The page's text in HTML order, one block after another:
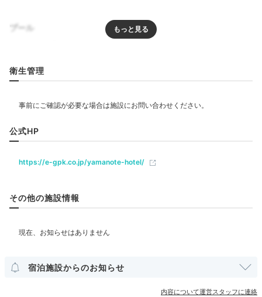
プール
リラクゼーション
ベビー＆子供関連
部屋情報
宴会場 売店・ギフトショップ
衛生管理
公式HP
https://e-gpk.co.jp/yamanote-hotel/
その他の施設情報
宿泊施設からのお知らせ
内容について運営スタッフに連絡